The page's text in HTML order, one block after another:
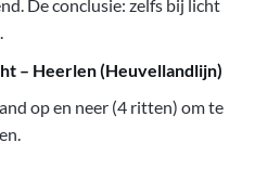
De conclusie: zelfs bij licht
– Heerlen (Heuvellandlijn)
op en neer (4 ritten) om te